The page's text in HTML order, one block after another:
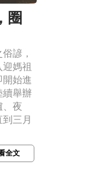
圈
諺，
媽祖
開始進
續舉辦
、夜
三月
全文